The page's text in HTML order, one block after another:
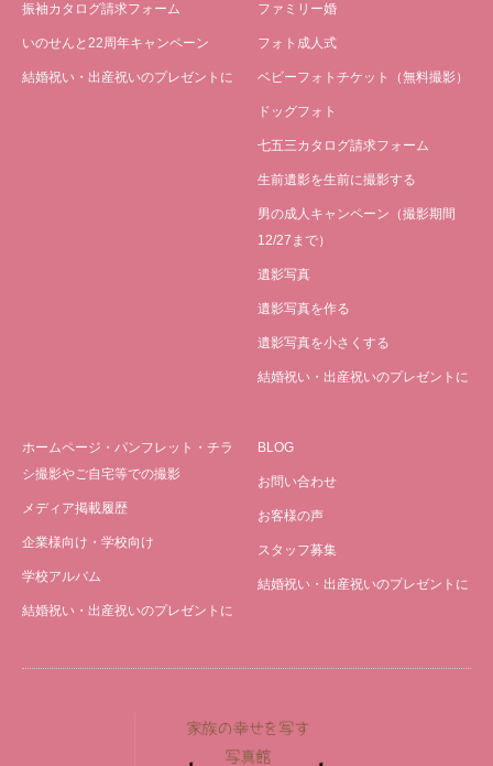
振袖カタログ請求フォーム
いのせんと22周年キャンペーン
結婚祝い・出産祝いのプレゼントに
ファミリー婚
フォト成人式
ベビーフォトチケット（無料撮影）
ドッグフォト
七五三カタログ請求フォーム
生前遺影を生前に撮影する
男の成人キャンペーン（撮影期間
12/27まで）
遺影写真
遺影写真を作る
遺影写真を小さくする
結婚祝い・出産祝いのプレゼントに
ホームページ・パンフレット・チラ
シ撮影やご自宅等での撮影
メディア掲載履歴
企業様向け・学校向け
学校アルバム
結婚祝い・出産祝いのプレゼントに
BLOG
お問い合わせ
お客様の声
スタッフ募集
結婚祝い・出産祝いのプレゼントに